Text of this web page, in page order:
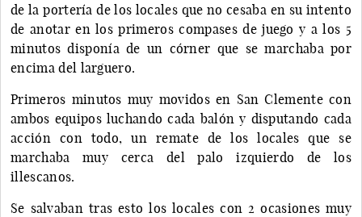
de la portería de los locales que no cesaba en su intento
de anotar en los primeros compases de juego y a los 5
minutos disponía de un córner que se marchaba por
encima del larguero.
Primeros minutos muy movidos en San Clemente con
ambos equipos luchando cada balón y disputando cada
acción con todo, un remate de los locales que se
marchaba muy cerca del palo izquierdo de los
illescanos.
Se salvaban tras esto los locales con 2 ocasiones muy